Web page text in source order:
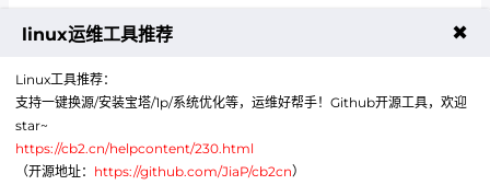
linux运维工具推荐 ✖
Linux工具推荐：
支持一键换源/安装宝塔/1p/系统优化等，运维好帮手！Github开源工具，欢迎
star~
https://cb2.cn/helpcontent/230.html
（开源地址： https://github.com/JiaP/cb2cn）